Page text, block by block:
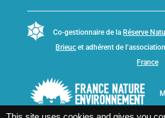
Co-gestionnaire de la Réserve
Brieuc et adhérent de l’association
France